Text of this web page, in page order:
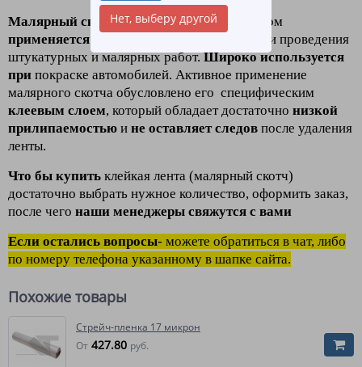
Нет, выберу другой
Малярный скотч(клейкая лента) в основном
применяется для защиты поверхности
при проведения
штукатурных и малярных работ.Широко используется
при покраске автомобилей. Активное применение
малярного скотча обусловлено его специфическим
клеевым слоем, который обладает достаточно низкой
прилипаемостью и не оставляет следов после удаления
ленты.
Что бы купить клейкая лента (малярный скотч)
достаточно выбрать нужное количество, оформить заказ,
после чего наши менеджеры свяжутся с вами
Если остались вопросы- можете обратиться в чат, либо
по номеру телефона указанному в шапке сайта.
Похожие товары
Стрейч-пленка 17 микрон
От 427.80 руб.